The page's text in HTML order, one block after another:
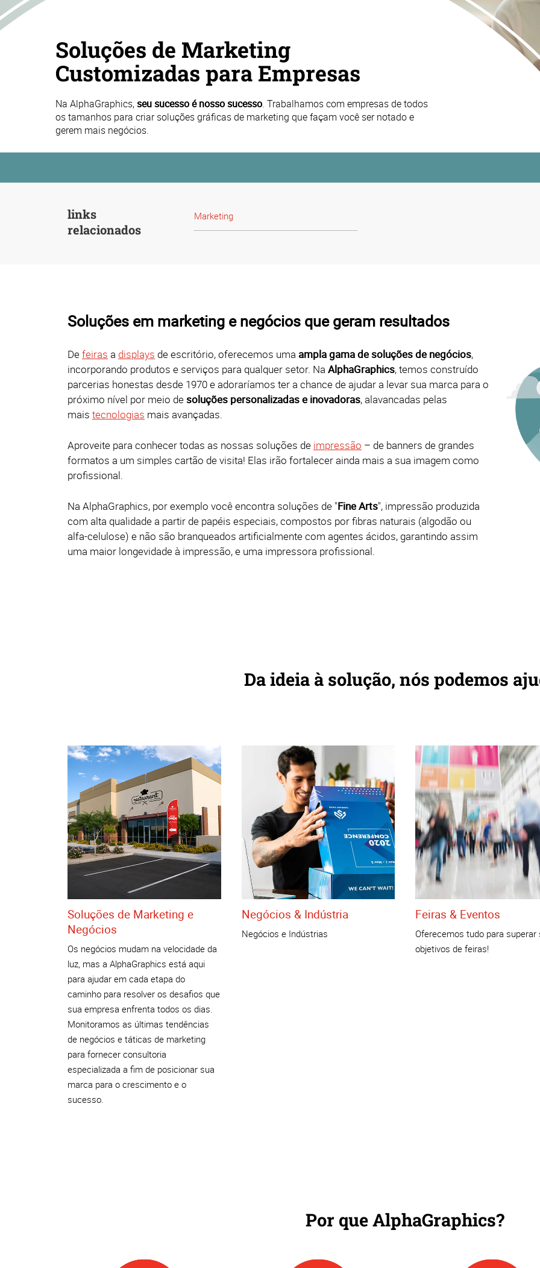
Soluções de Marketing
Customizadas para Empresas
Na AlphaGraphics,seu sucesso é nosso sucesso. Trabalhamos com empresas de todos
os tamanhos para criar soluções gráficas de marketing que façam você ser notado e
gerem mais negócios.
links
relacionados
Marketing
Soluções em marketing e negócios que geram resultados
Defeiras a displays de escritório, oferecemos uma ampla gama de soluções de negócios,
incorporando produtos e serviços para qualquer setor. Na AlphaGraphics, temos construído
parcerias honestas desde 1970 e adoraríamos ter a chance de ajudar a levar sua marca para o
próximo nível por meio desoluções personalizadas e inovadoras, alavancadas pelas
mais tecnologias mais avançadas.
Aproveite para conhecer todas as nossas soluções de impressão – de banners de grandes
formatos a um simples cartão de visita! Elas irão fortalecer ainda mais a sua imagem como
profissional.
Na AlphaGraphics, por exemplo você encontra soluções de "Fine Arts", impressão produzida
com alta qualidade a partir de papéis especiais, compostos por fibras naturais (algodão ou
alfa-celulose) e não são branqueados artificialmente com agentes ácidos, garantindo assim
uma maior longevidade à impressão, e uma impressora profissional.
Da ideia à solução, nós podemos
Soluções de Marketing e
Negócios
Os negócios mudam na velocidade da
luz, mas a AlphaGraphics está aqui
para ajudar em cada etapa do
caminho para resolver os desafios que
sua empresa enfrenta todos os dias.
Monitoramos as últimas tendências
de negócios e táticas de marketing
para fornecer consultoria
especializada a fim de posicionar sua
marca para o crescimento e o
sucesso.
Negócios & Indústria
Negócios e Indústrias
Feiras & Eventos
Oferecemos tudo para superar
objetivos de feiras!
Por que AlphaGraphics?